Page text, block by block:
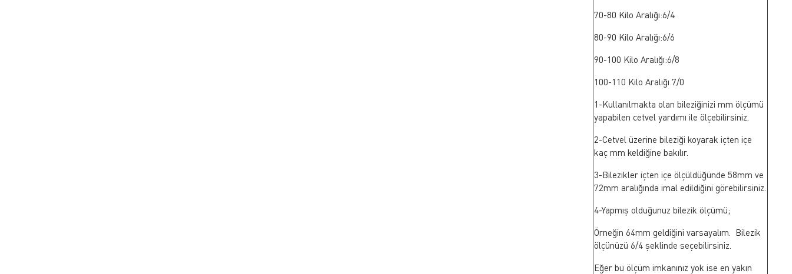
70-80 Kilo Aralığı:6/4
80-90 Kilo Aralığı:6/6
90-100 Kilo Aralığı:6/8
100-110 Kilo Aralığı 7/0
1-Kullanılmakta olan bileziğinizi mm ölçümü
yapabilen cetvel yardımı ile ölçebilirsiniz.
2-Cetvel üzerine bileziği koyarak içten içe
kaç mm keldiğine bakılır.
3-Bilezikler içten içe ölçüldüğünde 58mm ve
72mm aralığında imal edildiğini görebilirsiniz.
4-Yapmış olduğunuz bilezik ölçümü;
Örneğin 64mm geldiğini varsayalım. Bilezik
ölçünüzü 6/4 şeklinde seçebilirsiniz.
Eğer bu ölçüm imkanınız yok ise en yakın